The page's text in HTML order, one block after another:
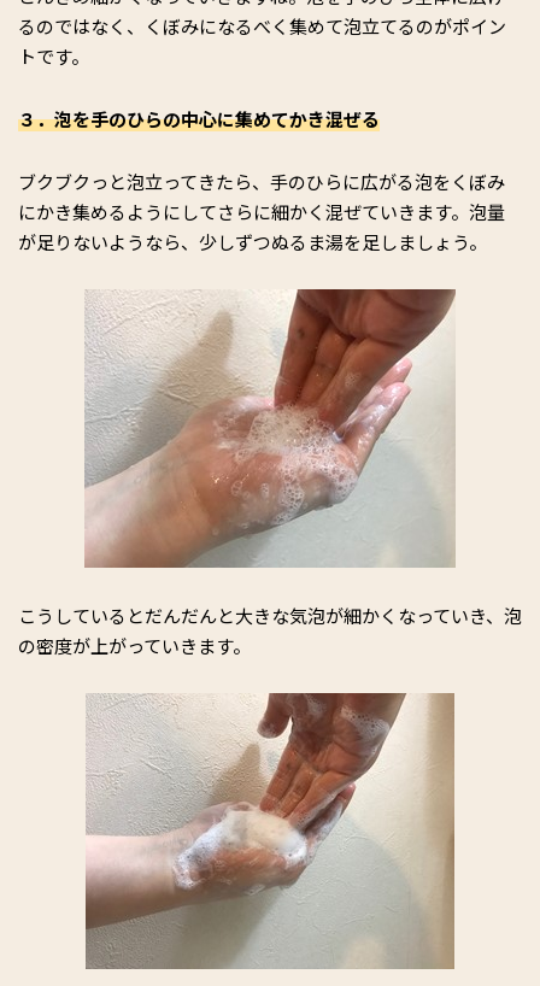
るのではなく、くぼみになるべく集めて泡立てるのがポイン
トです。
３．泡を手のひらの中心に集めてかき混ぜる
ブクブクっと泡立ってきたら、手のひらに広がる泡をくぼみ
にかき集めるようにしてさらに細かく混ぜていきます。泡量
が足りないようなら、少しずつぬるま湯を足しましょう。
こうしているとだんだんと大きな気泡が細かくなっていき、泡
の密度が上がっていきます。